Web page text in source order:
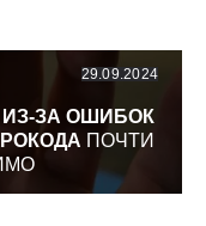
29.09.2024
ЗА ОШИБОК
ПОЧТИ